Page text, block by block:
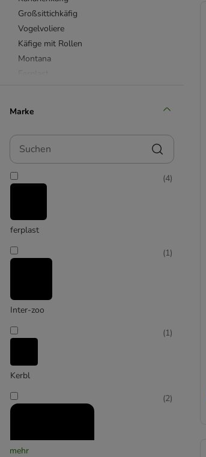
Großsittichkäfig
Vogelvoliere
Käfige mit Rollen
Montana
Marke
Suchen
ferplast
(4)
Inter-zoo
(1)
Kerbl
(1)
(2)
mehr